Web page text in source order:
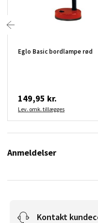
Eglo Basic bordlampe rød
149,95 kr.
Lev. omk. tillægges
Anmeldelser
Kontakt